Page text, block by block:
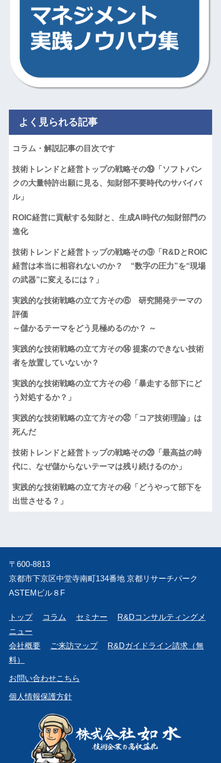
よく見られる記事
コラム・解説記事の目次です
技術トレンドと経営トップの戦略その⑲「ソフトバン
クの大量特許出願に見る、知財部不要時代のサバイバ
ル」
ROIC経営に貢献する知財と、生成AI時代の知財部門の
進化
技術トレンドと経営トップの戦略その⑨「R&DとROIC
経営は本当に相容れないのか？ “数字の圧力”を“現場
の武器”に変えるには？」
実践的な技術戦略の立て方その⑥ 研究開発テーマの
評価
～儲かるテーマをどう見極めるのか？ ～
実践的な技術戦略の立て方その⑭ 提案のできない技術
者を放置していないか？
実践的な技術戦略の立て方その㊺「暴走する部下にど
う対処するか？」
実践的な技術戦略の立て方その㉜「コア技術理論」は
死んだ
技術トレンドと経営トップの戦略その⑳「最高益の時
代に、なぜ儲からないテーマは残り続けるのか」
実践的な技術戦略の立て方その㊹「どうやって部下を
出世させる？」
〒600-8813
京都市下京区中堂寺南町134番地 京都リサーチパーク
ASTEMビル８F
トップ コラム セミナー
R&Dコンサルティングメ
ニュー
会社概要
ご来訪マップ
R&Dガイドライン請求（無
料）
お問い合わせこちら
個人情報保護方針